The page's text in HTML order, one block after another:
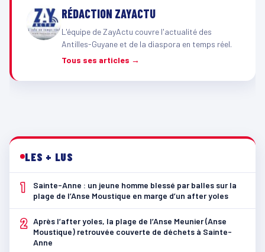
RÉDACTION ZAYACTU
L'équipe de ZayActu couvre l'actualité des
Antilles-Guyane et de la diaspora en temps réel.
Tous ses articles →
LES + LUS
1
Sainte-Anne : un jeune homme blessé par balles sur la
plage de l’Anse Moustique en marge d’un after yoles
2 Après l’after yoles, la plage de l’Anse Meunier (Anse
Moustique) retrouvée couverte de déchets à Sainte-
Anne